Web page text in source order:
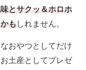
とサクッ＆ホロホ
もしれません。
おやつとしてだけ
土産としてプレゼ